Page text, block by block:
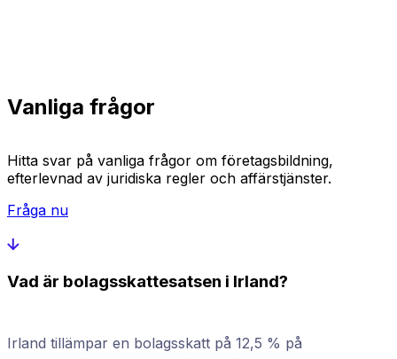
Vanliga frågor
Hitta svar på vanliga frågor om företagsbildning,
efterlevnad av juridiska regler och affärstjänster.
Fråga nu
Vad är bolagsskattesatsen i Irland?
Irland tillämpar en bolagsskatt på 12,5 % på